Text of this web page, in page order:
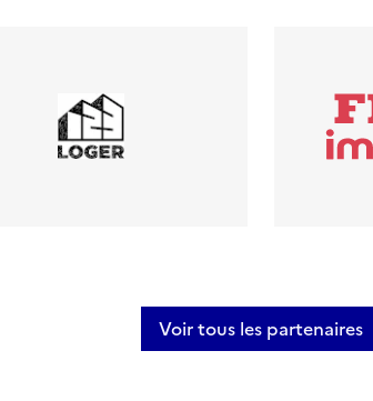
Voir tous les partenaires